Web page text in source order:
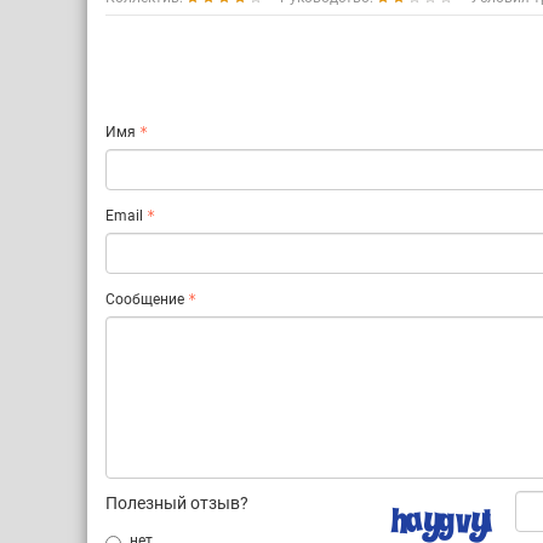
Имя
Email
Сообщение
Полезный отзыв?